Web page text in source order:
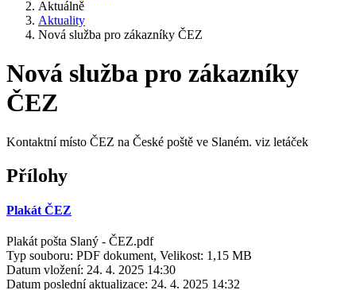
Aktuálně
Aktuality
Nová služba pro zákazníky ČEZ
Nová služba pro zákazníky
ČEZ
Kontaktní místo ČEZ na České poště ve Slaném. viz letáček
Přílohy
Plakát ČEZ
Plakát pošta Slaný - ČEZ.pdf
Typ souboru: PDF dokument, Velikost: 1,15 MB
Datum vložení: 24. 4. 2025 14:30
Datum poslední aktualizace: 24. 4. 2025 14:32